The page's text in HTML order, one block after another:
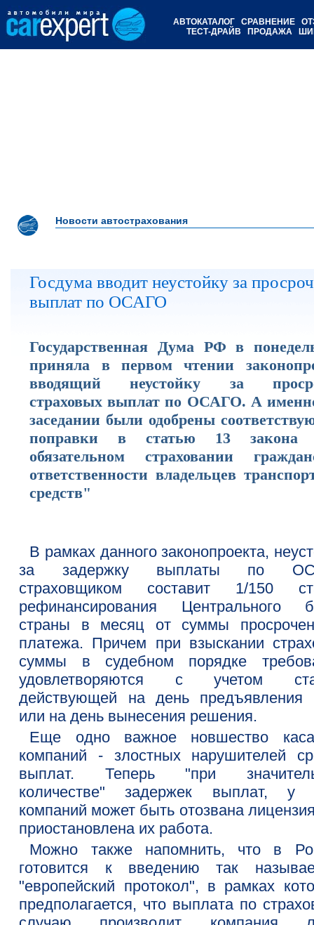
АВТОКАТАЛОГ СРАВНЕНИЕ
ТЕСТ-ДРАЙВ
ПРОДАЖА
Новости автострахования
Госдума вводит неустойку за
выплат по ОСАГО
Государственная Дума РФ в
приняла в первом чтении
вводящий неустойку за
страховых выплат по ОСАГО. А
заседании были одобрены
поправки в статью 13 закона
обязательном страховании
ответственности владельцев
средств"
В рамках данного законопроекта,
за задержку выплаты по
страховщиком составит 1/150
рефинансирования Центрального
страны в месяц от суммы
платежа. Причем при взыскании
суммы в судебном порядке
удовлетворяются с учетом
действующей на день предъявления
или на день вынесения решения.
Еще одно важное новшество
компаний - злостных нарушителей
выплат. Теперь "при
количестве" задержек выплат, у
компаний может быть отозвана
приостановлена их работа.
Можно также напомнить, что в
готовится к введению так
"европейский протокол", в рамках
предполагается, что выплата по